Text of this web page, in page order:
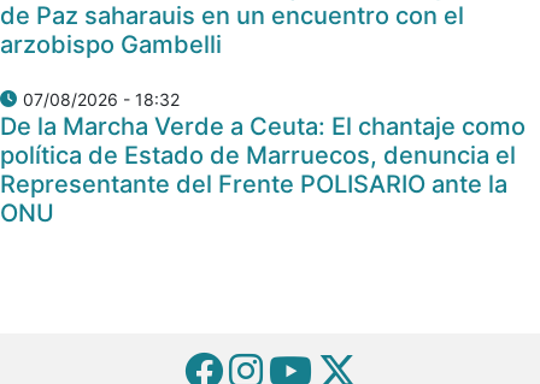
de Paz saharauis en un encuentro con el
arzobispo Gambelli
07/08/2026 - 18:32
De la Marcha Verde a Ceuta: El chantaje como
política de Estado de Marruecos, denuncia el
Representante del Frente POLISARIO ante la
ONU